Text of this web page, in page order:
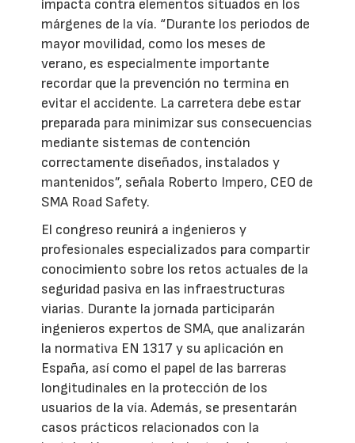
impacta contra elementos situados en los
márgenes de la vía. “Durante los periodos de
mayor movilidad, como los meses de
verano, es especialmente importante
recordar que la prevención no termina en
evitar el accidente. La carretera debe estar
preparada para minimizar sus consecuencias
mediante sistemas de contención
correctamente diseñados, instalados y
mantenidos”, señala Roberto Impero, CEO de
SMA Road Safety.
El congreso reunirá a ingenieros y
profesionales especializados para compartir
conocimiento sobre los retos actuales de la
seguridad pasiva en las infraestructuras
viarias. Durante la jornada participarán
ingenieros expertos de SMA, que analizarán
la normativa EN 1317 y su aplicación en
España, así como el papel de las barreras
longitudinales en la protección de los
usuarios de la vía. Además, se presentarán
casos prácticos relacionados con la